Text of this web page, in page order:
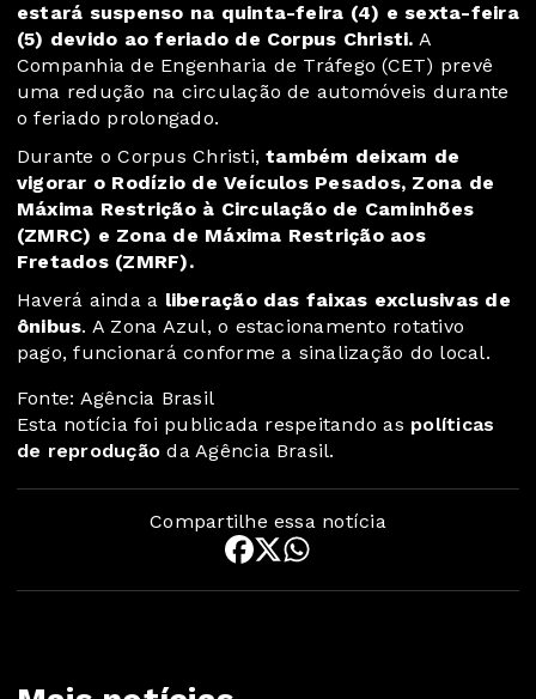
estará suspenso na quinta-feira (4) e sexta-feira
(5) devido ao feriado de Corpus Christi. A
Companhia de Engenharia de Tráfego (CET) prevê
uma redução na circulação de automóveis durante
o feriado prolongado.
Durante o Corpus Christi,também deixam de
vigorar o Rodízio de Veículos Pesados, Zona de
Máxima Restrição à Circulação de Caminhões
(ZMRC) e Zona de Máxima Restrição aos
Fretados (ZMRF).
Haverá ainda a liberação das faixas exclusivas de
ônibus. A Zona Azul, o estacionamento rotativo
pago, funcionará conforme a sinalização do local.
Fonte: Agência Brasil
Esta notícia foi publicada respeitando as políticas
de reprodução da Agência Brasil.
Compartilhe essa notícia